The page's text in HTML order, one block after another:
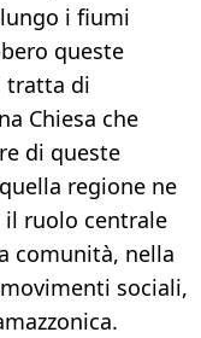
i fiumi
queste
tratta di
Chiesa che
di queste
regione ne
il ruolo centrale
comunità, nella
sociali,